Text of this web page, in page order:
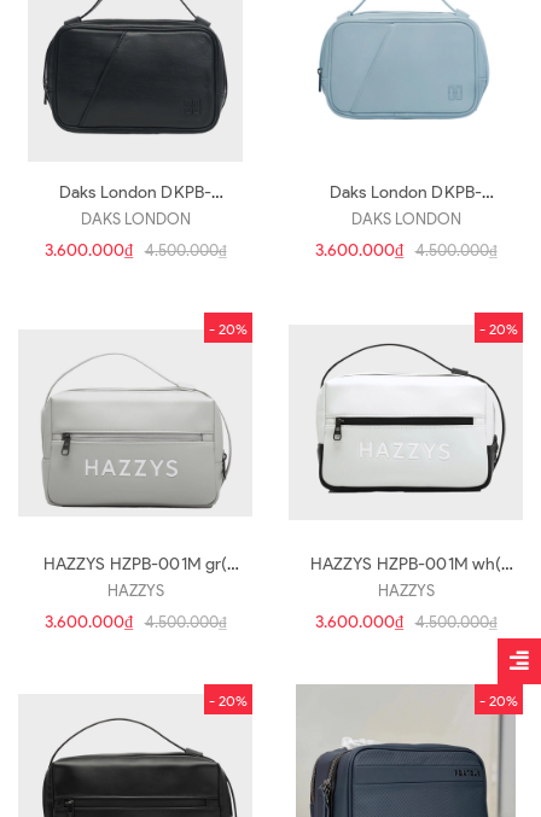
Daks London DKPB-
009M(hb278)
DAKS LONDON
3.600.000₫ 4.500.000₫
Daks London DKPB-
009M(hb277)
DAKS LONDON
3.600.000₫ 4.500.000₫
- 20%
HAZZYS HZPB-001M gr(
hb275)
HAZZYS
3.600.000₫ 4.500.000₫
- 20%
HAZZYS HZPB-001M wh(
hb274)
HAZZYS
3.600.000₫ 4.500.000₫
- 20% - 20%